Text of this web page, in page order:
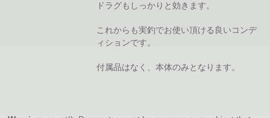
ドラグもしっかりと効きます。
これからも実釣でお使い頂ける良いコンデ
ィションです。
付属品はなく、本体のみとなります。